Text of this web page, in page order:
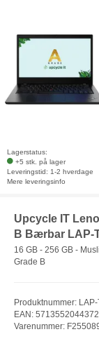
Lagerstatus:
+5 stk. på lager
Leveringstid: 1-2 hverdage
Mere leveringsinfo
Upcycle IT
B Bærbar LAP-
16 GB - 256 GB -
Grade B
Produktnummer:
EAN: 5713552044372
Varenummer: